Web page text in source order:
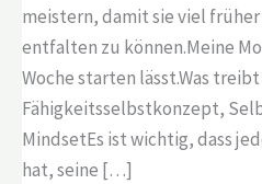
meistern, damit sie viel
entfalten zu können.Meine
Woche starten lässt.Was treibt
Fähigkeitsselbstkonzept,
MindsetEs ist wichtig, dass
hat, seine […]